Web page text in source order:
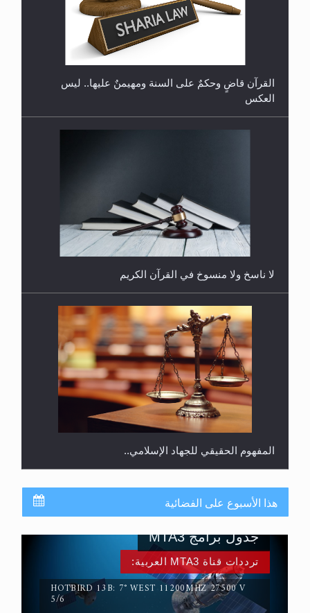
هل تعتبر الأشفار الاصطناعية (الرموش الاصطناعية)
والأظافر البلاستيكية وطلاء الأظافر حاجبا للوضوء وهل
هل يُحسب حول الزكاة وفق السنة الميلادية أو الهجرية؟
القرآن قاضٍ وحكمٌ على السنة ومهيمنٌ عليها.. ليس
العكس
لا ناسخ ولا منسوخ في القرآن الكريم
المفهوم الحقيقي للجهاد الإسلامي..
هذا الأسبوع على الفضائية
ترددات قناة MTA3 العربية:
HOTBIRD 13B: 7° WEST 11200MHZ 27500 V
5/6
جدول برامج MTA3